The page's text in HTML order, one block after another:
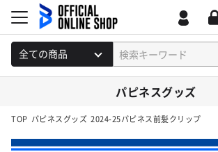
パピネスグッズ
TOP パピネスグッズ 2024-25パピネス前髪クリップ